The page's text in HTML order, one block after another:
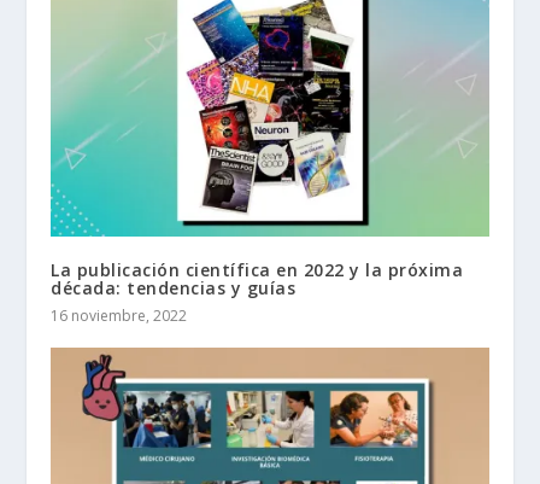
La publicación científica en 2022 y la próxima
década: tendencias y guías
16 noviembre, 2022